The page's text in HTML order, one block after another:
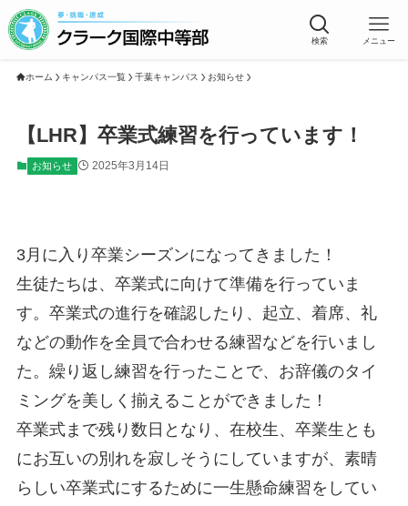
検索 メニュー
ホーム キャンパス一覧 千葉キャンパス お知らせ
【LHR】卒業式練習を行っています！
お知らせ 2025年3月14日
3月に入り卒業シーズンになってきました！
生徒たちは、卒業式に向けて準備を行っていま
す。卒業式の進行を確認したり、起立、着席、礼
などの動作を全員で合わせる練習などを行いまし
た。繰り返し練習を行ったことで、お辞儀のタイ
ミングを美しく揃えることができました！
卒業式まで残り数日となり、在校生、卒業生とも
にお互いの別れを寂しそうにしていますが、素晴
らしい卒業式にするために一生懸命練習をしてい